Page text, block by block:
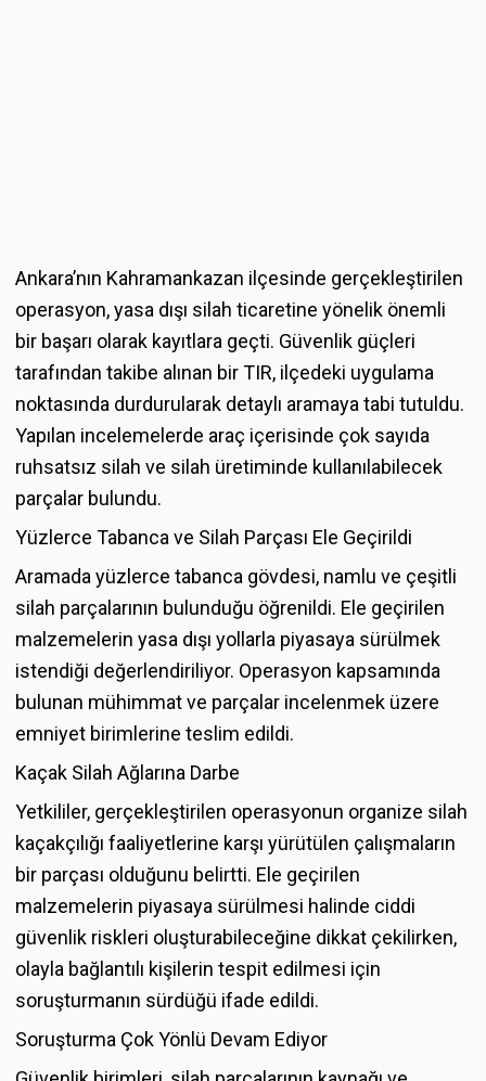
Ankara’nın Kahramankazan ilçesinde gerçekleştirilen
operasyon, yasa dışı silah ticaretine yönelik önemli
bir başarı olarak kayıtlara geçti. Güvenlik güçleri
tarafından takibe alınan bir TIR, ilçedeki uygulama
noktasında durdurularak detaylı aramaya tabi tutuldu.
Yapılan incelemelerde araç içerisinde çok sayıda
ruhsatsız silah ve silah üretiminde kullanılabilecek
parçalar bulundu.
Yüzlerce Tabanca ve Silah Parçası Ele Geçirildi
Aramada yüzlerce tabanca gövdesi, namlu ve çeşitli
silah parçalarının bulunduğu öğrenildi. Ele geçirilen
malzemelerin yasa dışı yollarla piyasaya sürülmek
istendiği değerlendiriliyor. Operasyon kapsamında
bulunan mühimmat ve parçalar incelenmek üzere
emniyet birimlerine teslim edildi.
Kaçak Silah Ağlarına Darbe
Yetkililer, gerçekleştirilen operasyonun organize silah
kaçakçılığı faaliyetlerine karşı yürütülen çalışmaların
bir parçası olduğunu belirtti. Ele geçirilen
malzemelerin piyasaya sürülmesi halinde ciddi
güvenlik riskleri oluşturabileceğine dikkat çekilirken,
olayla bağlantılı kişilerin tespit edilmesi için
soruşturmanın sürdüğü ifade edildi.
Soruşturma Çok Yönlü Devam Ediyor